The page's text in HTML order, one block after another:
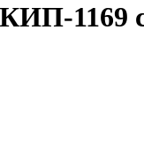
1169